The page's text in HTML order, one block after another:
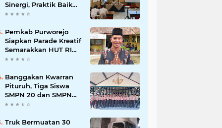
Sinergi, Praktik Baik
Kecamatan Berdaya
Pemkab Purworejo
Siapkan Parade Kreatif
Semarakkan HUT RI
ke-81, Pendaftaran
Dibuka
Banggakan Kwarran
Pituruh, Tiga Siswa
SMPN 20 dan SMPN
40 Purworejo
Jamnas Cibubur
Truk Bermuatan 30